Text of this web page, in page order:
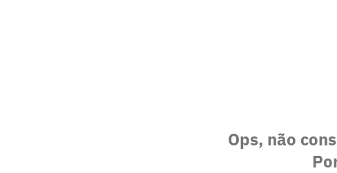
Ops, não